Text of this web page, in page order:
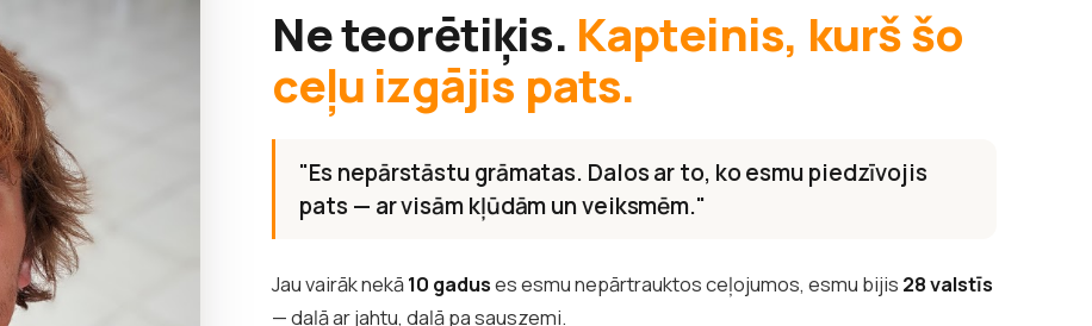
Ne teorētiķis. Kapteinis, kurš šo
ceļu izgājis pats.
"Es nepārstāstu grāmatas. Dalos ar to, ko esmu piedzīvojis
pats — ar visām kļūdām un veiksmēm."
Jau vairāk nekā10 gaduses esmu nepārtrauktos ceļojumos, esmu bijis 28 valstīs
— daļā ar jahtu, daļā pa sauszemi.